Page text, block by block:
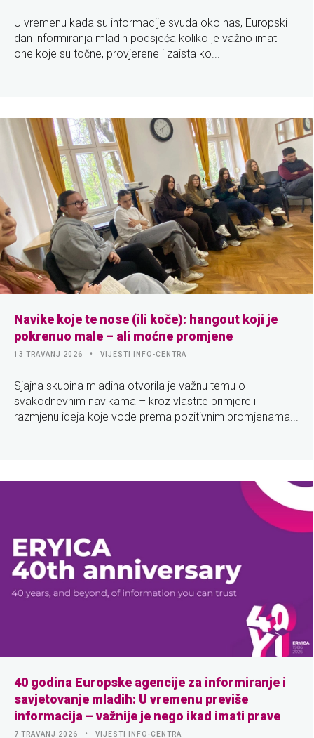
U vremenu kada su informacije svuda oko nas, Europski
dan informiranja mladih podsjeća koliko je važno imati
one koje su točne, provjerene i zaista ko...
Navike koje te nose (ili koče): hangout koji je
pokrenuo male – ali moćne promjene
13 TRAVANJ 2026 VIJESTI INFO-CENTRA
Sjajna skupina mladiha otvorila je važnu temu o
svakodnevnim navikama – kroz vlastite primjere i
razmjenu ideja koje vode prema pozitivnim promjenama...
40 godina Europske agencije za informiranje i
savjetovanje mladih: U vremenu previše
informacija – važnije je nego ikad imati prave
7 TRAVANJ 2026 VIJESTI INFO-CENTRA